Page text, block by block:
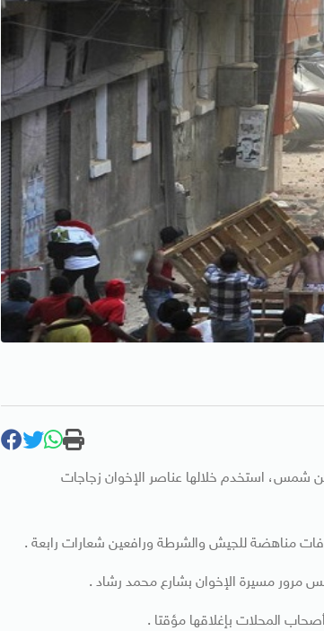
شمس، استخدم خلالها عناصر الإخوان زجاجات
مناهضة للجيش والشرطة ورافعين شعارات رابعة .
مرور مسيرة الإخوان بشارع محمد رشاد .
المحلات بإغلاقها مؤقتا .